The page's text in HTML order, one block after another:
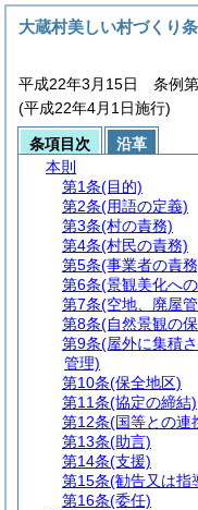
大蔵村美しい村づくり
平成22年3月15日 条例
(平成22年4月1日施行)
条項目次
沿革
本則
第1条(目的)
第2条(用語の定義)
第3条(村の責務)
第4条(村民の責務)
第5条(事業者の責
第6条(景観美化へ
第7条(空地、廃屋
第8条(自然景観の
第9条(屋外に集積
管理)
第10条(保全地区)
第11条(協定の締結)
第12条(国等との連
第13条(助言)
第14条(支援)
第15条(勧告又は指
第16条(委任)